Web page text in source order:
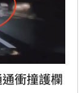
衝撞護欄